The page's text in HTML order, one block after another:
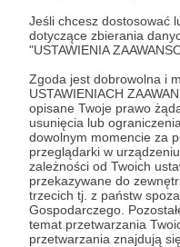
Jeśli chcesz dostosować
dotyczące zbierania
"USTAWIENIA
Zgoda jest dobrowolna i
USTAWIENIACH
opisane Twoje prawo
usunięcia lub
dowolnym momencie za
przeglądarki w
zależności od Twoich
przekazywane do
trzecich tj. z państw
Gospodarczego.
temat przetwarzania
przetwarzania znajdują
Dołącz do
Wesprzyj